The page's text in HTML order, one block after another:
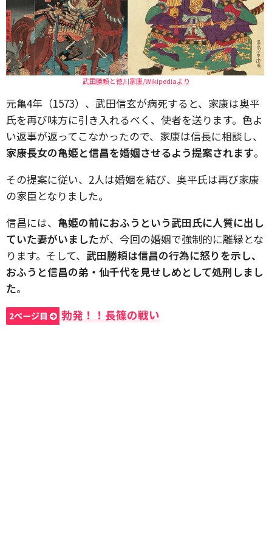
武田勝頼と徳川家康/Wikipediaより
元亀4年（1573）、武田信玄が病死すると、家康は奥平
氏を再び味方に引き入れるべく、使者を送ります。色よ
い返事が返ってこなかったので、家康は信長に相談し、
家康長女の亀姫と信昌を婚姻させるよう提案されます。
その提案に従い、2人は婚姻を結び、奥平氏は再び家康
の家臣となりました。
信昌には、 亀姫の前におふうという武田氏に人質に出し
ていた妻がいましたが、今回の婚姻で強制的に離縁とな
ります。そして、 武田勝頼は信昌の行為に怒りを示し、
おふうと信昌の弟・仙千代を見せしめとして処刑しまし
た。
2ページ目 勃発！！長篠の戦い